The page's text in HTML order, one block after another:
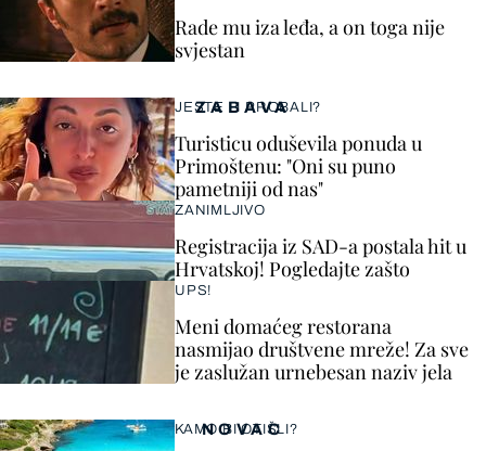
ZABAVA
JESTE LI PROBALI?
Turisticu oduševila ponuda u
Primoštenu: "Oni su puno
pametniji od nas"
ZANIMLJIVO
Registracija iz SAD-a postala hit u
Hrvatskoj! Pogledajte zašto
UPS!
Meni domaćeg restorana
nasmijao društvene mreže! Za sve
je zaslužan urnebesan naziv jela
Rade mu iza leđa, a on toga nije
svjestan
NOVAC
KAMO BI OTIŠLI?